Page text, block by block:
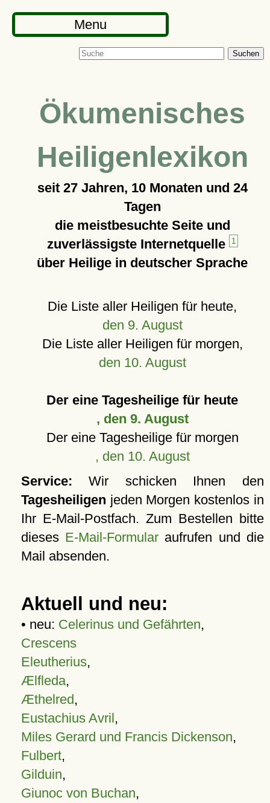
Menu
Suchen
Ökumenisches
Heiligenlexikon
seit 27 Jahren, 10 Monaten und 24
Tagen
die meistbesuchte Seite und
zuverlässigste Internetquelle
1
über Heilige in deutscher Sprache
Die Liste aller Heiligen für heute,
den 9. August
Die Liste aller Heiligen für morgen,
den 10. August
Der eine Tagesheilige für heute
, den 9. August
Der eine Tagesheilige für morgen
, den 10. August
Service: Wir schicken Ihnen den
Tagesheiligen jeden Morgen kostenlos in
Ihr E-Mail-Postfach. Zum Bestellen bitte
dieses E-Mail-Formular aufrufen und die
Mail absenden.
Aktuell und neu:
• neu: Celerinus und Gefährten,
Crescens
Eleutherius,
Ælfleda,
Æthelred,
Eustachius Avril,
Miles Gerard und Francis Dickenson,
Fulbert,
Gilduin,
Giunoc von Buchan,